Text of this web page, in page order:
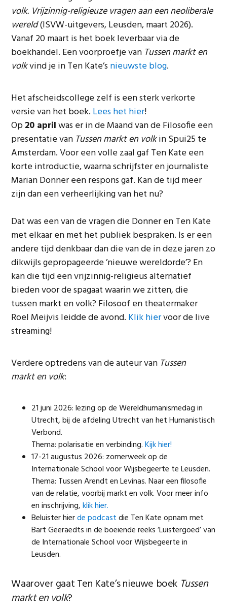
volk. Vrijzinnig-religieuze vragen aan een neoliberale
wereld(ISVW-uitgevers, Leusden, maart 2026).
Vanaf 20 maart is het boek leverbaar via de
boekhandel. Een voorproefje van Tussen markt en
volkvind je in Ten Kate’s nieuwste blog.
Het afscheidscollege zelf is een sterk verkorte
versie van het boek. Lees het hier!
Op20 aprilwas er in de Maand van de Filosofie een
presentatie van Tussen markt en volkin Spui25 te
Amsterdam. Voor een volle zaal gaf Ten Kate een
korte introductie, waarna schrijfster en journaliste
Marian Donner een respons gaf. Kan de tijd meer
zijn dan een verheerlijking van het nu?
Dat was een van de vragen die Donner en Ten Kate
met elkaar en met het publiek bespraken. Is er een
andere tijd denkbaar dan die van de in deze jaren zo
dikwijls gepropageerde ’nieuwe wereldorde’? En
kan die tijd een vrijzinnig-religieus alternatief
bieden voor de spagaat waarin we zitten, die
tussen markt en volk? Filosoof en theatermaker
Roel Meijvis leidde de avond. Klik hiervoor de live
streaming!
Verdere optredens van de auteur van Tussen
markt en volk:
21 juni 2026: lezing op de Wereldhumanismedag in
Utrecht, bij de afdeling Utrecht van het Humanistisch
Verbond.
Thema: polarisatie en verbinding.Kijk hier!
17-21 augustus 2026: zomerweek op de
Internationale School voor Wijsbegeerte te Leusden.
Thema: Tussen Arendt en Levinas. Naar een filosofie
van de relatie, voorbij markt en volk. Voor meer info
en inschrijving,klik hier.
Beluister hierde podcastdie Ten Kate opnam met
Bart Geeraedts in de boeiende reeks ‘Luistergoed’ van
de Internationale School voor Wijsbegeerte in
Leusden.
Waarover gaat Ten Kate’s nieuwe boek Tussen
markt en volk?